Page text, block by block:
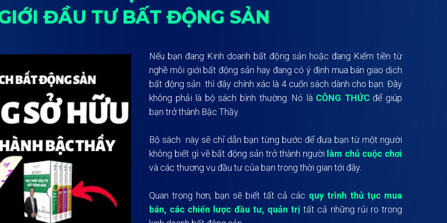
ĐẦU TƯ BẤT ĐỘNG SẢN
Nếu bạn đang Kinh doanh bất động sản hoặc đang Kiếm tiền từ
nghề môi giới bất động sản hay đang có ý định mua bán giao dịch
bất động sản thì đây chính xác là 4 cuốn sách dành cho bạn. Đây
không phải là bộsách bình thường. Nó là CÔNG THỨCđể giúp
bạn trở thành Bậc Thầy.
Bộ sách này sẽ chỉ dẫn bạn từng bước để đưa bạn từ một người
không biết gì về bất động sản trở thành người làm chủ cuộc chơi
và các thương vụ đầu tư của bạn trong thời gian tới đây.
Quan trọng hơn, bạn sẽ biết tất cả các quy trình thủ tục mua
bán, các chiến lược đầu tư, quản trị tất cả những rủi ro trong